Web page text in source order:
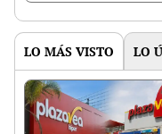
LO MÁS VISTO LO